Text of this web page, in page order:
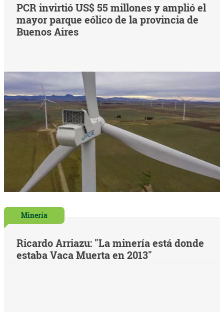
PCR invirtió US$ 55 millones y amplió el
mayor parque eólico de la provincia de
Buenos Aires
Minería
Ricardo Arriazu: "La minería está donde
estaba Vaca Muerta en 2013"